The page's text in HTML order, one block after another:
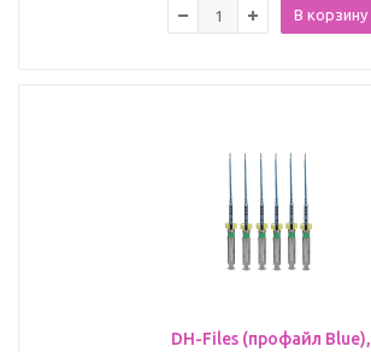
В корзину
DH-Files (профайл Blue),